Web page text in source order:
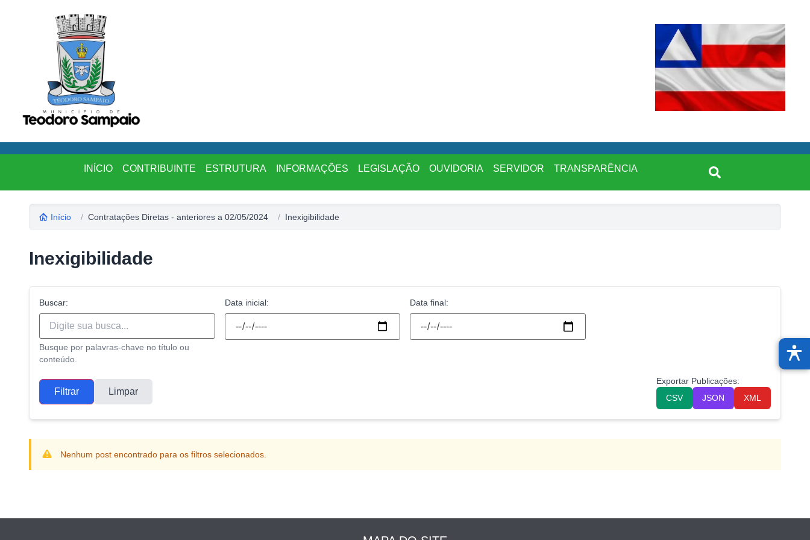
INÍCIO CONTRIBUINTE ESTRUTURA INFORMAÇÕES LEGISLAÇÃO OUVIDORIA SERVIDOR TRANSPARÊNCIA
Início / Contratações Diretas - anteriores a 02/05/2024 / Inexigibilidade
Inexigibilidade
Buscar:
Busque por palavras-chave no título ou
conteúdo.
Data inicial: Data final:
Filtrar Limpar
Exportar Publicações:
CSV
JSON XML
Nenhum post encontrado para os filtros selecionados.